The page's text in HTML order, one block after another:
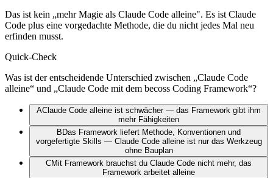
Das ist kein „mehr Magie als Claude Code alleine". Es ist Claude
Code plus eine vorgedachte Methode, die du nicht jedes Mal neu
erfinden musst.
Quick-Check
Was ist der entscheidende Unterschied zwischen „Claude Code
alleine“ und „Claude Code mit dem becoss Coding Framework“?
AClaude Code alleine ist schwächer — das Framework gibt ihm
mehr Fähigkeiten
B Das Framework liefert Methode, Konventionen und
vorgefertigte Skills — Claude Code alleine ist nur das Werkzeug
ohne Bauplan
CMit Framework brauchst du Claude Code nicht mehr, das
Framework arbeitet alleine